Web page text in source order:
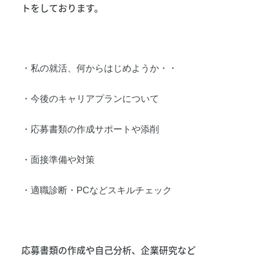
トをしております。
・私の就活、何からはじめようか・・
・今後のキャリアプランについて
・応募書類の作成サポートや添削
・面接準備や対策
・適職診断・PCなどスキルチェック
応募書類の作成や自己分析、企業研究など